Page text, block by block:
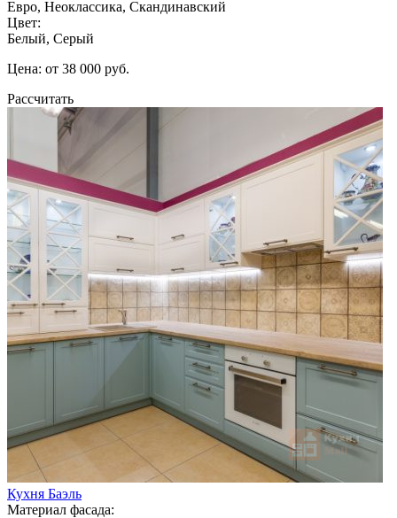
Евро, Неоклассика, Скандинавский
Цвет:
Белый, Серый
Цена: от 38 000 руб.
Рассчитать
Кухня Баэль
Материал фасада: